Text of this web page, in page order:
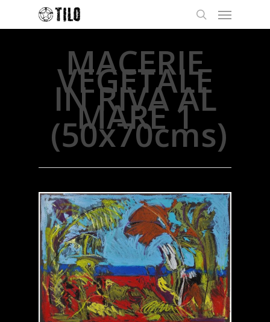
MACERIE
VEGETALE
IN RIVA AL
MARE 1
(50x70cms)